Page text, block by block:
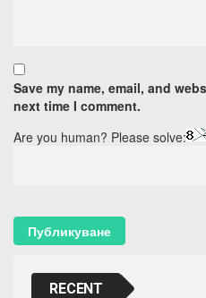
Save my name, email, and
next time I comment.
Are you human? Please solve:
RECENT